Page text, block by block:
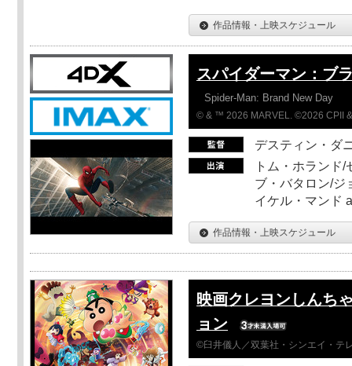
作品情報・上映スケジュール
スパイダーマン：ブ
Spider-Man: Brand New Day
© & ™ 2026 MARVEL. ©2026 CPII
デスティン・ダ
トム・ホランド
ブ・バタロン/ジ
イケル・マンド
作品情報・上映スケジュール
映画クレヨンしんち
ョン
©臼井儀人／双葉社・シンエイ・テ